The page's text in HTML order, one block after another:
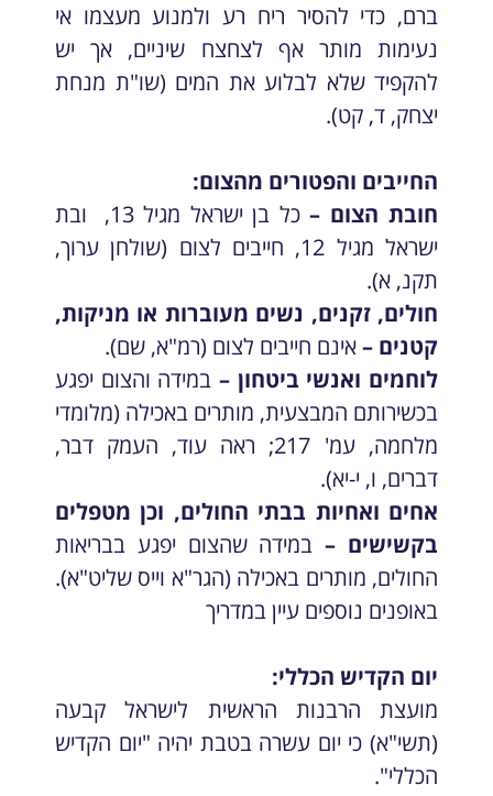
ברם, כדי להסיר ריח רע ולמנוע מעצמו אי
נעימות מותר אף לצחצח שיניים, אך יש
להקפיד שלא לבלוע את המים (שו"ת מנחת
יצחק, ד, קט).
החייבים והפטורים מהצום:
חובת הצום –
כל בן ישראל מגיל 13, ובת
ישראל מגיל 12, חייבים לצום (שולחן ערוך,
תקנ, א).
חולים, זקנים, נשים מעוברות או מניקות,
קטנים –אינם חייבים לצום (רמ"א, שם).
לוחמים ואנשי ביטחון – במידה והצום יפגע
בכשירותם המבצעית, מותרים באכילה (מלומדי
מלחמה, עמ' 217; ראה עוד, העמק דבר,
דברים, ו, י-יא).
אחים ואחיות בבתי החולים, וכן מטפלים
בקשישים – במידה שהצום יפגע בבריאות
החולים, מותרים באכילה (הגר"א וייס שליט"א).
באופנים נוספים עיין במדריך
יום הקדיש הכללי:
מועצת הרבנות הראשית לישראל קבעה
(תשי"א) כי יום עשרה בטבת יהיה "יום הקדיש
הכללי".